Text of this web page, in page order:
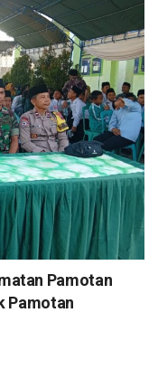
Pamotan
Pamotan